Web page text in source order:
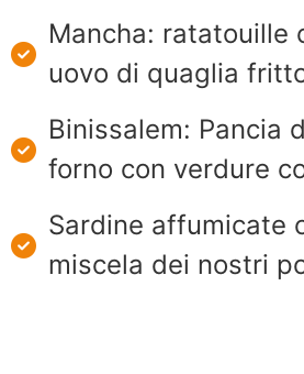
Mancha: ratatouille
uovo di quaglia
Binissalem: Pancia
forno con verdure
Sardine affumicate
miscela dei nostri